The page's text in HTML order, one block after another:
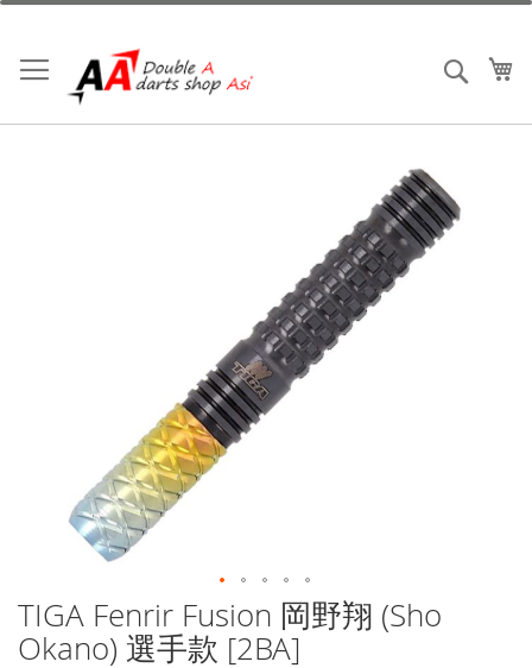
跳
內
容
搜索
TIGA Fenrir Fusion 岡野翔 (Sho
Okano) 選手款 [2BA]
Skip
to
the